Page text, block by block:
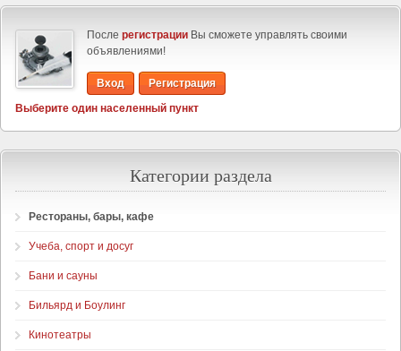
После регистрации Вы сможете управлять своими
объявлениями!
Вход
Регистрация
Выберите один населенный пункт
Категории раздела
Рестораны, бары, кафе
Учеба, спорт и досуг
Бани и сауны
Бильярд и Боулинг
Кинотеатры